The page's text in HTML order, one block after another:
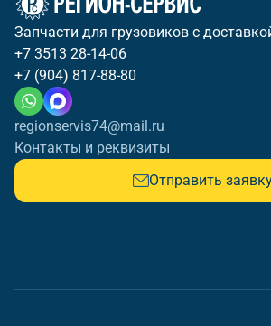
Запчасти для грузовиков с
+7 3513 28-14-06
+7 (904) 817-88-80
regionservis74@mail.ru
Контакты и реквизиты
Отправить